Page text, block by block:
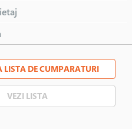
LISTA DE CUMPARATURI
VEZI LISTA